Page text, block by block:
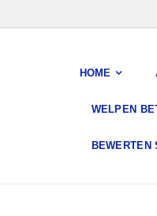
HOME
WELPEN
BEWERTEN